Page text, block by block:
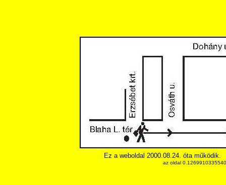
Ez a weboldal 2000.08.24. óta működik.
az oldal